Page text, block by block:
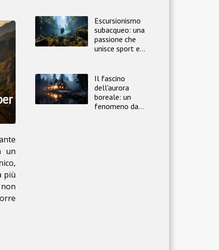
un
più
Escursionismo
subacqueo: una
passione che
unisce sport e
Il fascino
dell'aurora
boreale: un
fenomeno da